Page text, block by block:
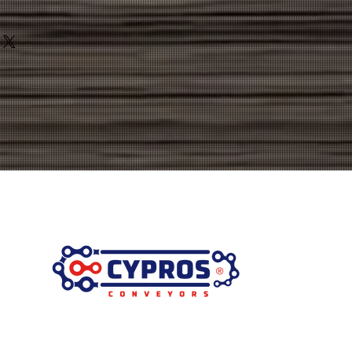
y cómo tus clientes se
satisfechos con su compra. Al
de reembolso clara y sencilla,
en tus clientes, pues
pueden realizar compras con
Soy el lugar ideal para agregar
métodos de envío, costos y
política de reembolso clara y
y credibilidad en tus clientes,
tienda pueden realizar compras